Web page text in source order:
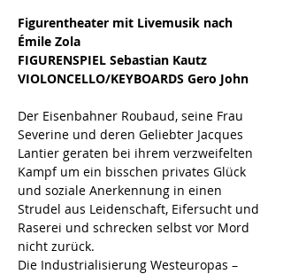
Figurentheater mit Livemusik nach
Émile Zola
FIGURENSPIEL Sebastian Kautz
VIOLONCELLO/KEYBOARDS Gero John
Der Eisenbahner Roubaud, seine Frau
Severine und deren Geliebter Jacques
Lantier geraten bei ihrem verzweifelten
Kampf um ein bisschen privates Glück
und soziale Anerkennung in einen
Strudel aus Leidenschaft, Eifersucht und
Raserei und schrecken selbst vor Mord
nicht zurück.
Die Industrialisierung Westeuropas –